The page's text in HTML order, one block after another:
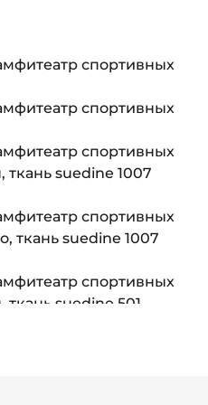
спортивных
спортивных
спортивных
ткань suedine 1007
спортивных
ткань suedine 1007
спортивных
ткань suedine 501